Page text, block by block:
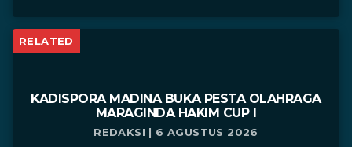
RELATED
KADISPORA MADINA BUKA PESTA OLAHRAGA
MARAGINDA HAKIM CUP I
REDAKSI | 6 AGUSTUS 2026